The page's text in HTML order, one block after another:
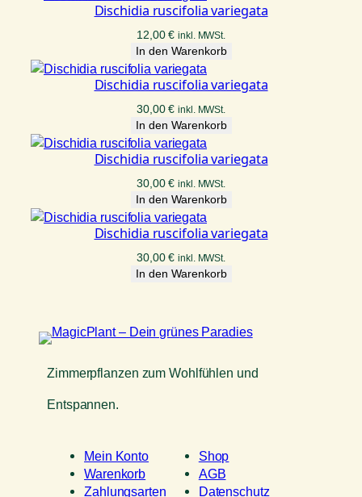
Dischidia ruscifolia variegata
12,00€ inkl. MWSt.
In den Warenkorb
Dischidia ruscifolia variegata
30,00€ inkl. MWSt.
In den Warenkorb
Dischidia ruscifolia variegata
30,00€ inkl. MWSt.
In den Warenkorb
Dischidia ruscifolia variegata
30,00€ inkl. MWSt.
In den Warenkorb
Zimmerpflanzen zum Wohlfühlen und
Entspannen.
Mein Konto
Warenkorb
Zahlungsarten
Shop
AGB
Datenschutz